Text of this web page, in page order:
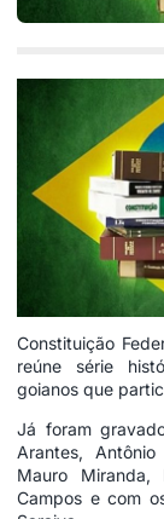
Constituição
reúne série
goianos que
Já foram
Arantes,
Mauro Miranda,
Campos e com